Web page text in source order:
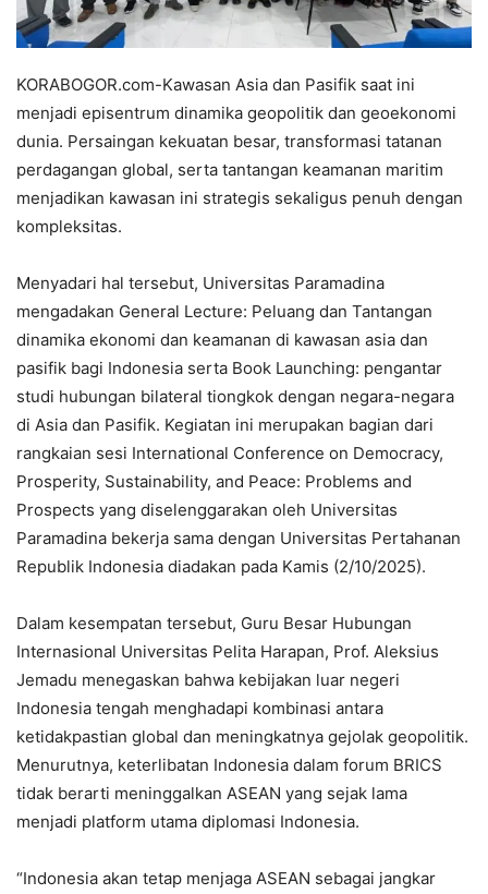
KORABOGOR.com-Kawasan Asia dan Pasifik saat ini
menjadi episentrum dinamika geopolitik dan geoekonomi
dunia. Persaingan kekuatan besar, transformasi tatanan
perdagangan global, serta tantangan keamanan maritim
menjadikan kawasan ini strategis sekaligus penuh dengan
kompleksitas.
Menyadari hal tersebut, Universitas Paramadina
mengadakan General Lecture: Peluang dan Tantangan
dinamika ekonomi dan keamanan di kawasan asia dan
pasifik bagi Indonesia serta Book Launching: pengantar
studi hubungan bilateral tiongkok dengan negara-negara
di Asia dan Pasifik. Kegiatan ini merupakan bagian dari
rangkaian sesi International Conference on Democracy,
Prosperity, Sustainability, and Peace: Problems and
Prospects yang diselenggarakan oleh Universitas
Paramadina bekerja sama dengan Universitas Pertahanan
Republik Indonesia diadakan pada Kamis (2/10/2025).
Dalam kesempatan tersebut, Guru Besar Hubungan
Internasional Universitas Pelita Harapan, Prof. Aleksius
Jemadu menegaskan bahwa kebijakan luar negeri
Indonesia tengah menghadapi kombinasi antara
ketidakpastian global dan meningkatnya gejolak geopolitik.
Menurutnya, keterlibatan Indonesia dalam forum BRICS
tidak berarti meninggalkan ASEAN yang sejak lama
menjadi platform utama diplomasi Indonesia.
“Indonesia akan tetap menjaga ASEAN sebagai jangkar